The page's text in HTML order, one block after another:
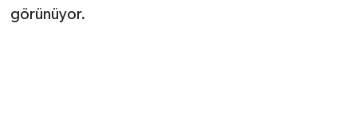
görünüyor.